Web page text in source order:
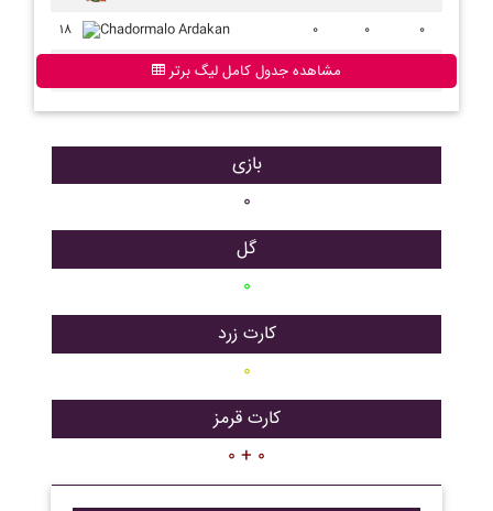
۱۸ Chadormalo Ardakan ۰ ۰ ۰
مشاهده جدول کامل لیگ برتر
بازی
۰
گل
۰
کارت زرد
۰
کارت قرمز
۰ + ۰